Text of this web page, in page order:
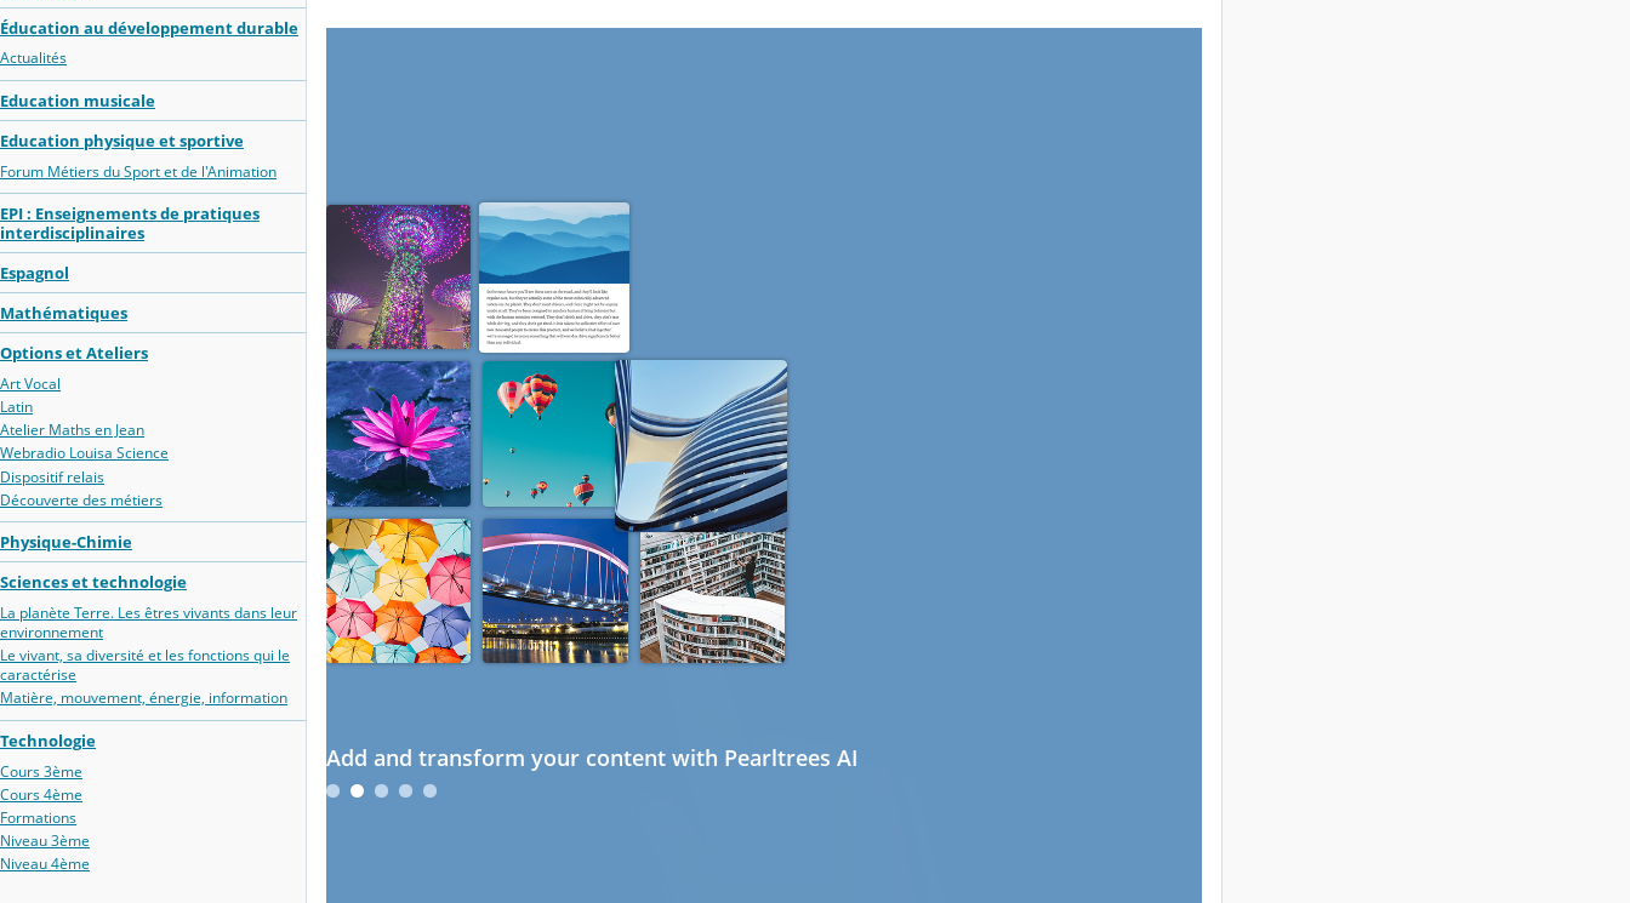
Éducation au développement durable
Actualités
Education musicale
Education physique et sportive
Forum Métiers du Sport et de l'Animation
EPI : Enseignements de pratiques
interdisciplinaires
Espagnol
Mathématiques
Options et Ateliers
Art Vocal
Latin
Atelier Maths en Jean
Webradio Louisa Science
Dispositif relais
Découverte des métiers
Physique-Chimie
Sciences et technologie
La planète Terre. Les êtres vivants dans leur
environnement
Le vivant, sa diversité et les fonctions qui le
caractérise
Matière, mouvement, énergie, information
Technologie
Cours 3ème
Cours 4ème
Formations
Niveau 3ème
Niveau 4ème